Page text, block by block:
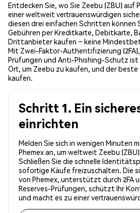
Entdecken Sie, wo Sie Zeebu (ZBU) auf
einer weltweit vertrauenswürdigen
diesen drei einfachen Schritten können
Gebühren per Kreditkarte, Debitkarte,
Drittanbieter kaufen – keine
Mit Zwei-Faktor-Authentifizierung
Prüfungen und Anti-Phishing-Schutz ist
Ort, um Zeebu zu kaufen, und der beste
kaufen.
Schritt 1. Ein
einrichten
Melden Sie sich in wenigen Minuten
Phemex an, um weltweit Zeebu
Schließen Sie die schnelle
sofortige Käufe freizuschalten. Die
von Phemex, unterstützt durch 2FA
Reserves-Prüfungen, schützt Ihr
und macht es zu einer